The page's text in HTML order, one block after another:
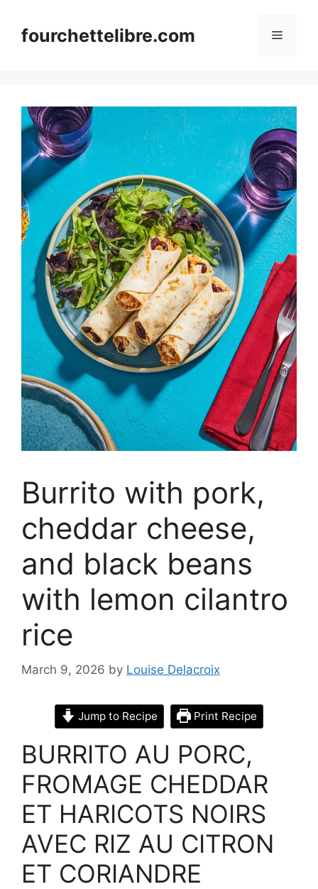
contentfourchettelibre.com Menu
Burrito with pork,
cheddar cheese,
and black beans
with lemon cilantro
rice
March 9, 2026 by Louise Delacroix
Jump to Recipe Print Recipe
BURRITO AU PORC,
FROMAGE CHEDDAR
ET HARICOTS NOIRS
AVEC RIZ AU CITRON
ET CORIANDRE